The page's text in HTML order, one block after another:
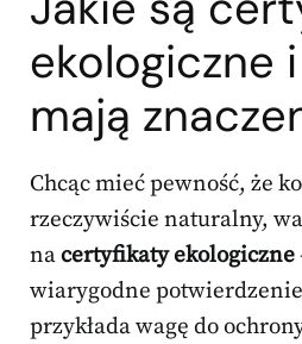
ekologiczne
mają
Chcąc mieć pewność, że
rzeczywiście naturalny,
nacertyfikaty ekologiczne
wiarygodne
przykłada wagę do